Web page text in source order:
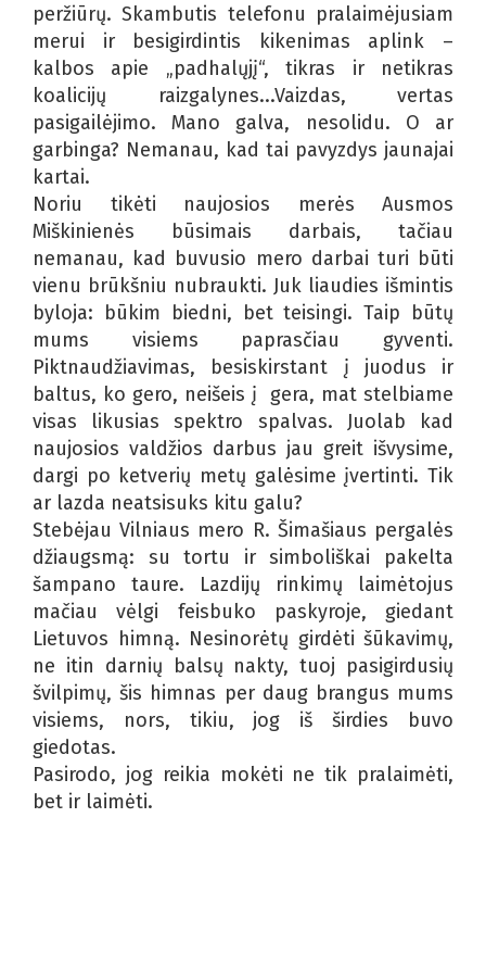
peržiūrų. Skambutis telefonu pralaimėjusiam
merui ir besigirdintis kikenimas aplink –
kalbos apie „padhalųjį“, tikras ir netikras
koalicijų raizgalynes...Vaizdas, vertas
pasigailėjimo. Mano galva, nesolidu. O ar
garbinga? Nemanau, kad tai pavyzdys jaunajai
kartai.
Noriu tikėti naujosios merės Ausmos
Miškinienės būsimais darbais, tačiau
nemanau, kad buvusio mero darbai turi būti
vienu brūkšniu nubraukti. Juk liaudies išmintis
byloja: būkim biedni, bet teisingi. Taip būtų
mums visiems paprasčiau gyventi.
Piktnaudžiavimas, besiskirstant į juodus ir
baltus, ko gero, neišeis į gera, mat stelbiame
visas likusias spektro spalvas. Juolab kad
naujosios valdžios darbus jau greit išvysime,
dargi po ketverių metų galėsime įvertinti. Tik
ar lazda neatsisuks kitu galu?
Stebėjau Vilniaus mero R. Šimašiaus pergalės
džiaugsmą: su tortu ir simboliškai pakelta
šampano taure. Lazdijų rinkimų laimėtojus
mačiau vėlgi feisbuko paskyroje, giedant
Lietuvos himną. Nesinorėtų girdėti šūkavimų,
ne itin darnių balsų nakty, tuoj pasigirdusių
švilpimų, šis himnas per daug brangus mums
visiems, nors, tikiu, jog iš širdies buvo
giedotas.
Pasirodo, jog reikia mokėti ne tik pralaimėti,
bet ir laimėti.